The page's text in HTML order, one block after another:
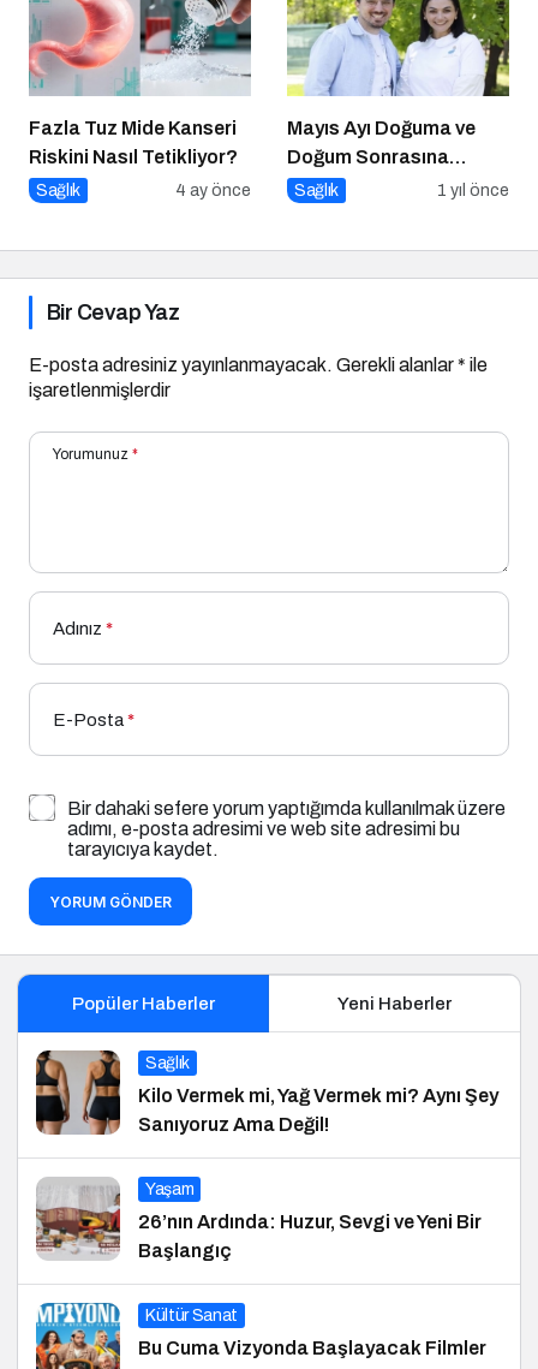
Fazla Tuz Mide Kanseri
Riskini Nasıl Tetikliyor?
Sağlık 4 ay önce
Mayıs Ayı Doğuma ve
Doğum Sonrasına
Hazırlık Atölyesi
Sağlık 1 yıl önce
Bir Cevap Yaz
E-posta adresiniz yayınlanmayacak. Gerekli alanlar* ile
işaretlenmişlerdir
Yorumunuz *
Adınız *
E-Posta*
Bir dahaki sefere yorum yaptığımda kullanılmak üzere
adımı, e-posta adresimi ve web site adresimi bu
tarayıcıya kaydet.
YORUM GÖNDER
Popüler Haberler Yeni Haberler
Sağlık
Kilo Vermek mi, Yağ Vermek mi? Aynı Şey
Sanıyoruz Ama Değil!
Yaşam
26’nın Ardında: Huzur, Sevgi ve Yeni Bir
Başlangıç
Kültür Sanat
Bu Cuma Vizyonda Başlayacak Filmler